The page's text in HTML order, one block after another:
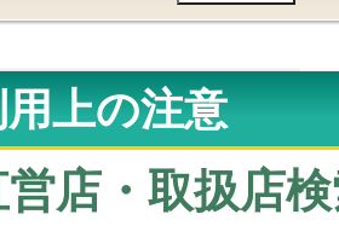
上の注意
営店・取扱店